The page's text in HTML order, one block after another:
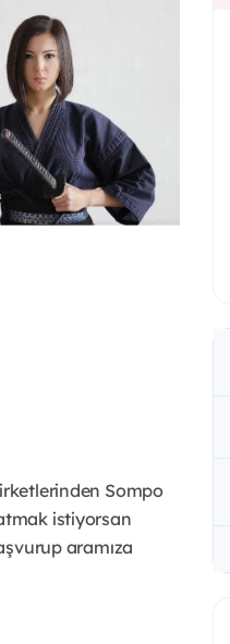
Sompo
istiyorsan
aramıza